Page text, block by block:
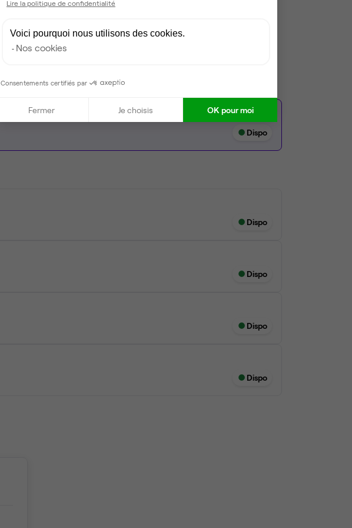
Imprimante
Dispo
Dispo
Dispo
Dispo
Dispo
Lire la politique de confidentialité
Voici pourquoi nous utilisons des cookies.
Nos cookies
Consentements certifiés par
Fermer Je choisis OK pour moi